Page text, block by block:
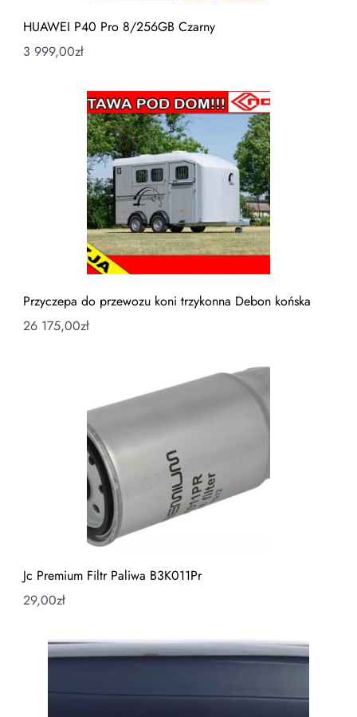
HUAWEI P40 Pro 8/256GB Czarny
3 999,00zł
Przyczepa do przewozu koni trzykonna Debon końska
26 175,00zł
Jc Premium Filtr Paliwa B3K011Pr
29,00zł